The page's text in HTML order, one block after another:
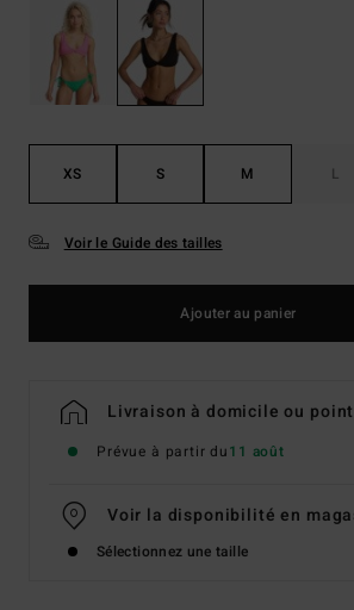
XS S M L
Voir le Guide des tailles
Ajouter au panier
Livraison à domicile ou
Prévue à partir du11 août
Voir la disponibilité en
Sélectionnez une taille